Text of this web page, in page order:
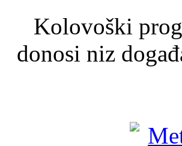
Kolovoški
donosi niz